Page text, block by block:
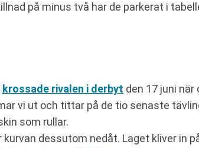
på minus två har de parkerat i
krossade rivalen i derbyt den 17 juni när
vi ut och tittar på de tio senaste
som rullar.
dessutom nedåt. Laget kliver in